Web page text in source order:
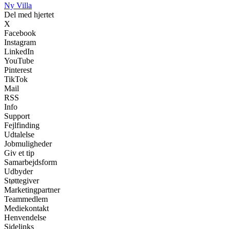
Ny Villa
Del med hjertet
X
Facebook
Instagram
LinkedIn
YouTube
Pinterest
TikTok
Mail
RSS
Info
Support
Fejlfinding
Udtalelse
Jobmuligheder
Giv et tip
Samarbejdsform
Udbyder
Støttegiver
Marketingpartner
Teammedlem
Mediekontakt
Henvendelse
Sidelinks